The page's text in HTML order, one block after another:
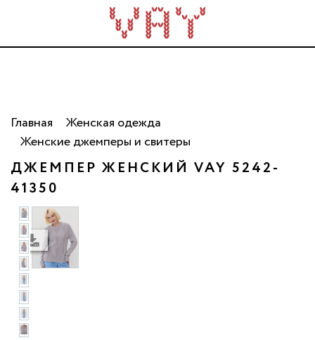
Трикотаж для всей семьи. Сделано в России. Опт
от 5 000 рублей.
Главная
Женская одежда
Женские джемперы и свитеры
ДЖЕМПЕР ЖЕНСКИЙ VAY 5242-
41350